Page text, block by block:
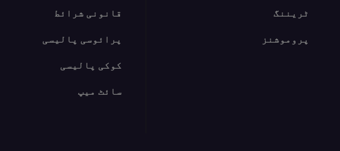
ٹریننگ
پروموشنز
قانونی شرائط
پرائوسی پالیسی
کوکی پالیسی
سائٹ میپ